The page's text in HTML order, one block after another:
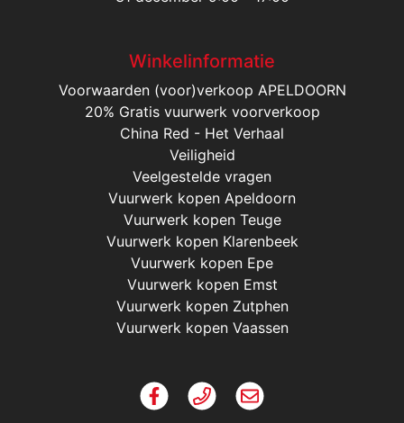
Winkelinformatie
Voorwaarden (voor)verkoop APELDOORN
20% Gratis vuurwerk voorverkoop
China Red - Het Verhaal
Veiligheid
Veelgestelde vragen
Vuurwerk kopen Apeldoorn
Vuurwerk kopen Teuge
Vuurwerk kopen Klarenbeek
Vuurwerk kopen Epe
Vuurwerk kopen Emst
Vuurwerk kopen Zutphen
Vuurwerk kopen Vaassen